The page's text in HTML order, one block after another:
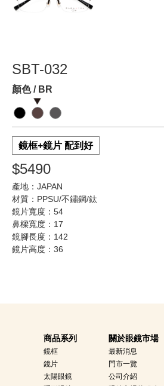
SBT-032
顏色 / BR
鏡框+鏡片 配到好
$5490
產地：JAPAN
材質：PPSU/不鏽鋼/鈦
鏡片寬度：54
鼻樑寬度：17
鏡腳長度：142
鏡片高度：36
商品系列
鏡框
鏡片
太陽眼鏡
關於眼鏡市場
最新消息
門市一覽
公司介紹